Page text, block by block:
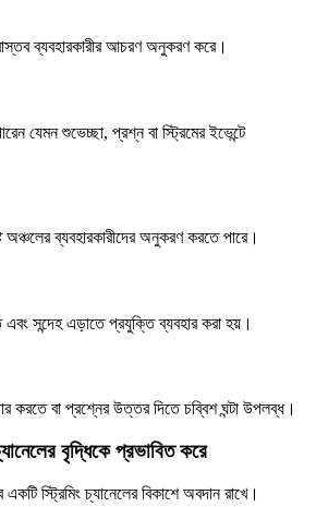
ব্যবহারকারীর আচরণ অনুকরণ করে।
যেমন শুভেচ্ছা, প্রশ্ন বা স্ট্রিমের ইভেন্টে
অঞ্চলের ব্যবহারকারীদের অনুকরণ করতে পারে।
এবং সন্দেহ এড়াতে প্রযুক্তি ব্যবহার করা হয়।
করতে বা প্রশ্নের উত্তর দিতে চব্বিশ ঘন্টা উপলব্ধ।
বৃদ্ধিকে প্রভাবিত করে
স্ট্রিমিং চ্যানেলের বিকাশে অবদান রাখে।